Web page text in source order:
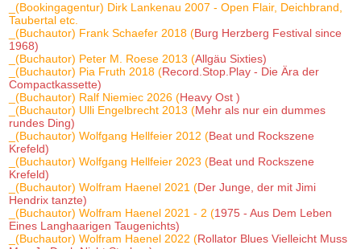
_(Bookingagentur) Dirk Lankenau 2007 - Open Flair, Deichbrand,
Taubertal etc.
_(Buchautor) Frank Schaefer 2018 (Burg Herzberg Festival since
1968)
_(Buchautor) Peter M. Roese 2013 (Allgäu Sixties)
_(Buchautor) Pia Fruth 2018 (Record.Stop.Play - Die Ära der
Compactkassette)
_(Buchautor) Ralf Niemiec 2026 (Heavy Ost )
_(Buchautor) Ulli Engelbrecht 2013 (Mehr als nur ein dummes
rundes Ding)
_(Buchautor) Wolfgang Hellfeier 2012 (Beat und Rockszene
Krefeld)
_(Buchautor) Wolfgang Hellfeier 2023 (Beat und Rockszene
Krefeld)
_(Buchautor) Wolfram Haenel 2021 (Der Junge, der mit Jimi
Hendrix tanzte)
_(Buchautor) Wolfram Haenel 2021 - 2 (1975 - Aus Dem Leben
Eines Langhaarigen Taugenichts)
_(Buchautor) Wolfram Haenel 2022 (Rollator Blues Vielleicht Muss